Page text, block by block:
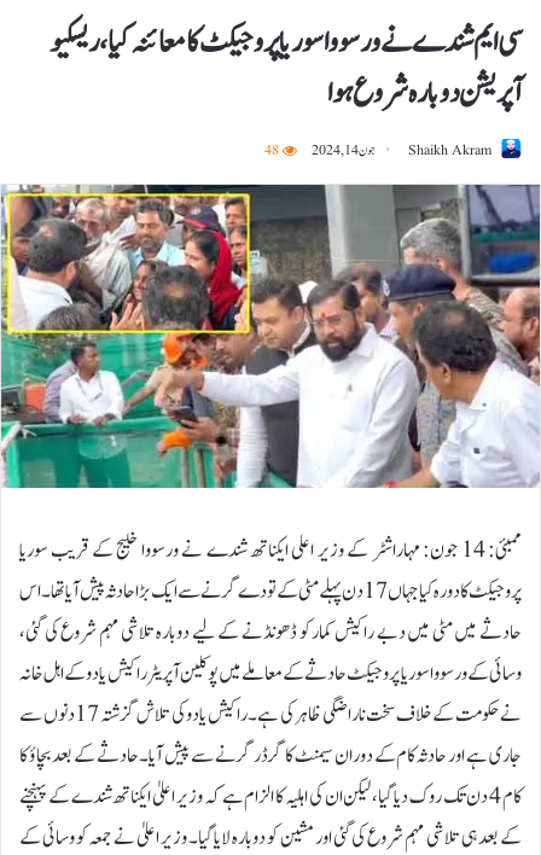
سی ایم شندے نے ورسووا سوریا پروجیکٹ کا معائنہ کیا، ریسکیو
آپریشن دوبارہ شروع ہوا
Shaikh Akram جون 14, 2024 48
ممبئی: 14 جون: مہاراشٹر کے وزیر اعلی ایکناتھ شندے نے ورسووا خلیج کے قریب سوریا
پروجیکٹ کا دورہ کیا جہاں 17 دن پہلے مٹی کے تودے گرنے سے ایک بڑا حادثہ پیش آیا تھا۔ اس
حادثے میں مٹی میں دبے راکیش کمار کو ڈھونڈنے کے لیے دوبارہ تلاشی مہم شروع کی گئی،
وسائی کے ورسووا سوریا پروجیکٹ حادثے کے معاملے میں پوکلین آپریٹر راکیش یادو کے اہل خانہ
نے حکومت کے خلاف سخت ناراضگی ظاہر کی ہے۔ راکیش یادو کی تلاش گزشتہ 17 دنوں سے
جاری ہے اور حادثہ کام کے دوران سیمنٹ کا گرڈر گرنے سے پیش آیا۔ حادثے کے بعد بچاؤ کا
کام 4 دن تک روک دیا گیا، لیکن ان کی اہلیہ کا الزام ہے کہ وزیر اعلیٰ ایکناتھ شندے کے پہنچنے
کے بعد ہی تلاشی مہم شروع کی گئی اور مشین کو دوبارہ لایا گیا۔ وزیر اعلیٰ نے جمعہ کو وسائی کے